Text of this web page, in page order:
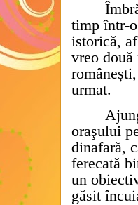
timp într-o
istorică,
vreo
urmat.
oraşului
dinafară,
ferecată
un
găsit